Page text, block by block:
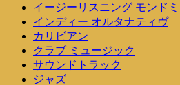
イージーリスニング モンド
インディー オルタナティヴ
カリビアン
クラブ ミュージック
サウンドトラック
ジャズ